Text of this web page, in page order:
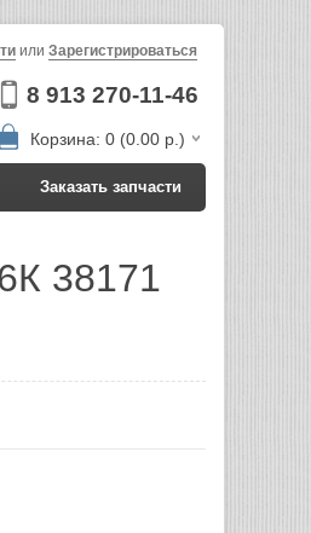
8 913 270-11-46
или Зарегистрироваться
Корзина: 0 (0.00 р.)
Заказать запчасти
38171